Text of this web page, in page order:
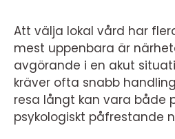
Att välja lokal vård har
mest uppenbara är
avgörande i en akut
kräver ofta snabb
resa långt kan vara både
psykologiskt påfrestande